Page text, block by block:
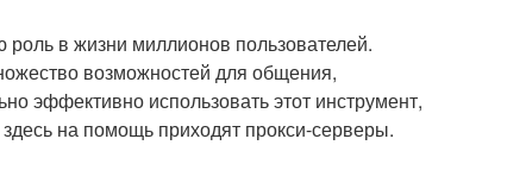
в жизни миллионов пользователей.
возможностей для общения,
эффективно использовать этот инструмент,
на помощь приходят прокси-серверы.